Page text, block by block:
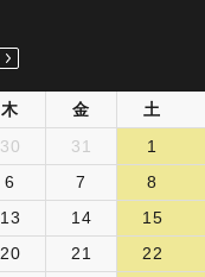
木 金
土
30 31
1
6 7
8
13 14
15
20 21
22